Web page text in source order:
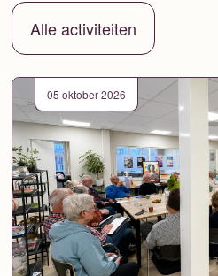
Alle activiteiten
05 oktober 2026